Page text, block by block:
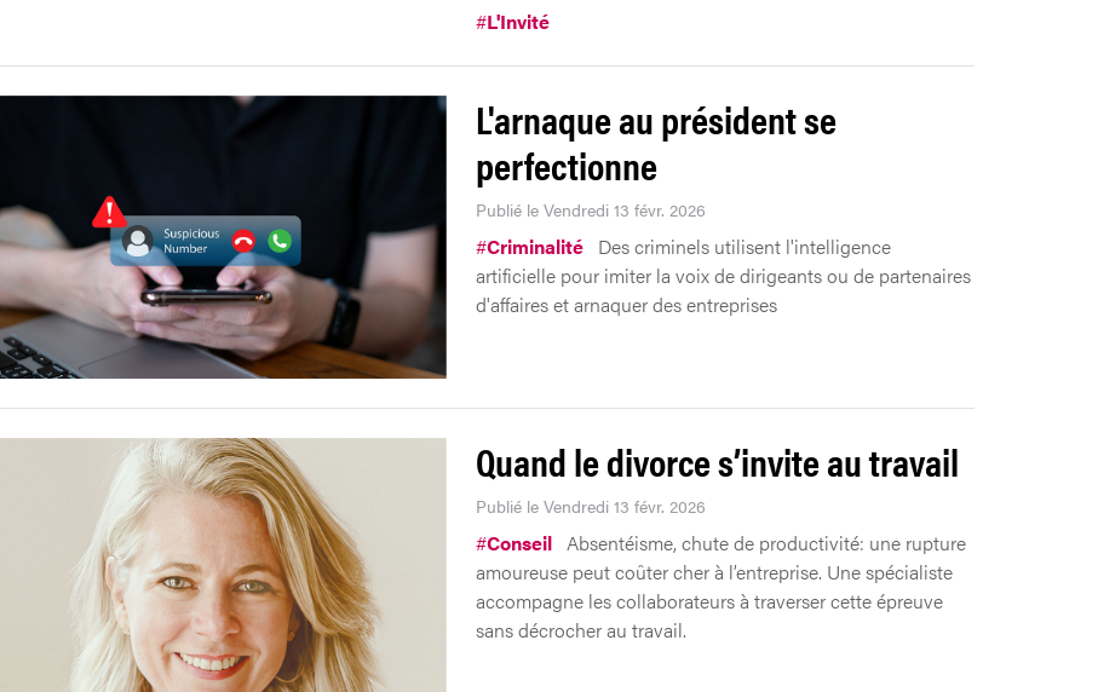
#L'Invité
L'arnaque au président se
perfectionne
Publié le Vendredi 13 févr. 2026
#Criminalité Des criminels utilisent l'intelligence
artificielle pour imiter la voix de dirigeants ou de partenaires
d'affaires et arnaquer des entreprises
Quand le divorce s’invite au travail
Publié le Vendredi 13 févr. 2026
#Conseil Absentéisme, chute de productivité: une rupture
amoureuse peut coûter cher à l’entreprise. Une spécialiste
accompagne les collaborateurs à traverser cette épreuve
sans décrocher au travail.